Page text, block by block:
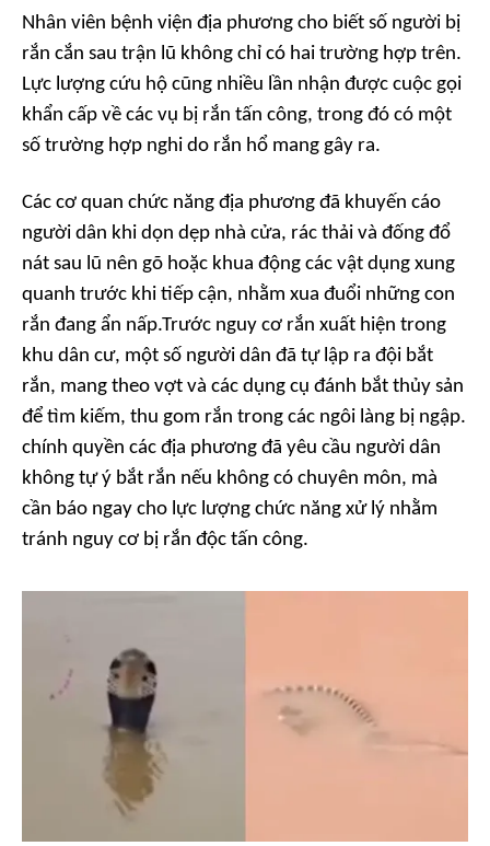
Nhân viên bệnh viện địa phương cho biết số người bị
rắn cắn sau trận lũ không chỉ có hai trường hợp trên.
Lực lượng cứu hộ cũng nhiều lần nhận được cuộc gọi
khẩn cấp về các vụ bị rắn tấn công, trong đó có một
số trường hợp nghi do rắn hổ mang gây ra.
Các cơ quan chức năng địa phương đã khuyến cáo
người dân khi dọn dẹp nhà cửa, rác thải và đống đổ
nát sau lũ nên gõ hoặc khua động các vật dụng xung
quanh trước khi tiếp cận, nhằm xua đuổi những con
rắn đang ẩn nấp.Trước nguy cơ rắn xuất hiện trong
khu dân cư, một số người dân đã tự lập ra đội bắt
rắn, mang theo vợt và các dụng cụ đánh bắt thủy sản
để tìm kiếm, thu gom rắn trong các ngôi làng bị ngập.
chính quyền các địa phương đã yêu cầu người dân
không tự ý bắt rắn nếu không có chuyên môn, mà
cần báo ngay cho lực lượng chức năng xử lý nhằm
tránh nguy cơ bị rắn độc tấn công.